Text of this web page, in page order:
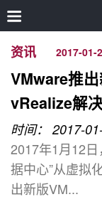
资讯 2017-01-
VMware推
vRealize解
时间： 2017-
2017年1月12
据中心”从虚拟
出新版VM...